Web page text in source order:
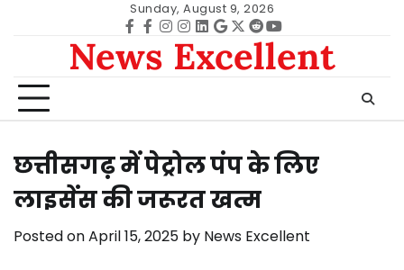
Sunday, August 9, 2026
Facebook
facebook
Instagram
instagram
Linkedin
google
Twitter
redditYoutube
News Excellent
छत्तीसगढ़ में पेट्रोल पंप के लिए
लाइसेंस की जरूरत खत्म
Posted onApril 15, 2025 by News Excellent